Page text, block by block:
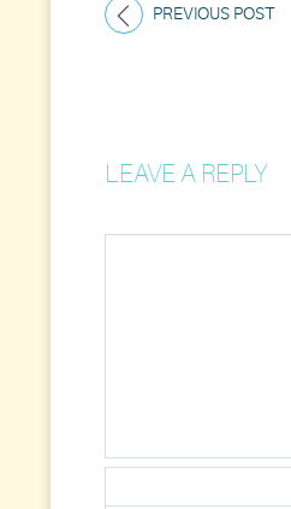
PREVIOUS POST
LEAVE A REPLY